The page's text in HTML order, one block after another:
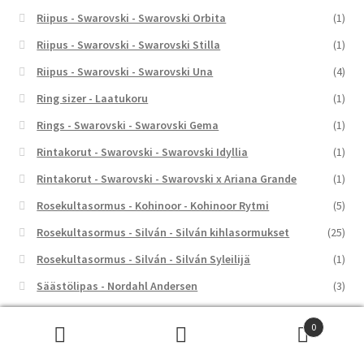
Riipus - Swarovski - Swarovski Orbita
(1)
Riipus - Swarovski - Swarovski Stilla
(1)
Riipus - Swarovski - Swarovski Una
(4)
Ring sizer - Laatukoru
(1)
Rings - Swarovski - Swarovski Gema
(1)
Rintakorut - Swarovski - Swarovski Idyllia
(1)
Rintakorut - Swarovski - Swarovski x Ariana Grande
(1)
Rosekultasormus - Kohinoor - Kohinoor Rytmi
(5)
Rosekultasormus - Silván - Silván kihlasormukset
(25)
Rosekultasormus - Silván - Silván Syleilijä
(1)
Säästölipas - Nordahl Andersen
(3)
Seinäkello - Rhythm
0